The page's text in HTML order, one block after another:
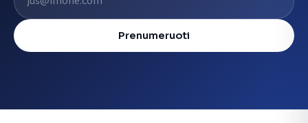
Prenumeruoti